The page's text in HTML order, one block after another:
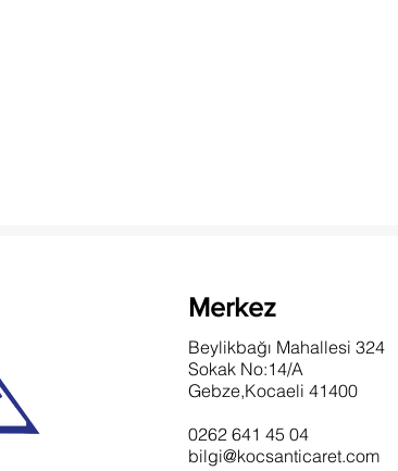
Merkez
Beylikbağı Mahallesi 324
Sokak No:14/A
Gebze,Kocaeli 41400
0262 641 45 04
bilgi@kocsanticaret.com